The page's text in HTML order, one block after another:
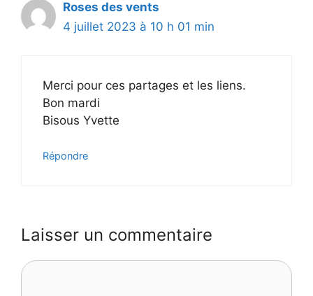
Roses des vents
4 juillet 2023 à 10 h 01 min
Merci pour ces partages et les liens.
Bon mardi
Bisous Yvette
Répondre
Laisser un commentaire
Commentaire